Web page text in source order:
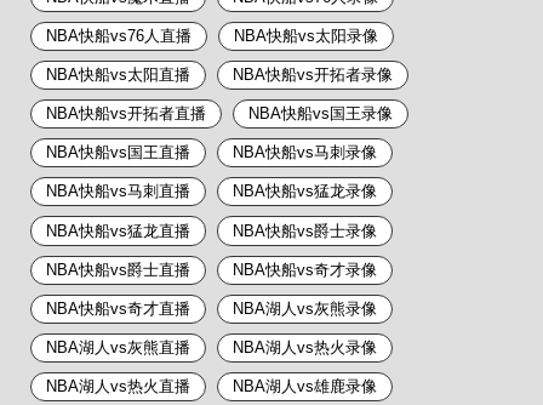
NBA快船vs76人直播 NBA快船vs太阳录像
NBA快船vs太阳直播 NBA快船vs开拓者录像
NBA快船vs开拓者直播 NBA快船vs国王录像
NBA快船vs国王直播 NBA快船vs马刺录像
NBA快船vs马刺直播 NBA快船vs猛龙录像
NBA快船vs猛龙直播 NBA快船vs爵士录像
NBA快船vs爵士直播 NBA快船vs奇才录像
NBA快船vs奇才直播 NBA湖人vs灰熊录像
NBA湖人vs灰熊直播 NBA湖人vs热火录像
NBA湖人vs热火直播 NBA湖人vs雄鹿录像